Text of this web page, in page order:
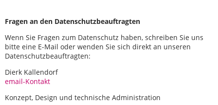
Fragen an den Datenschutzbeauftragten
Wenn Sie Fragen zum Datenschutz haben, schreiben Sie uns
bitte eine E-Mail oder wenden Sie sich direkt an unseren
Datenschutzbeauftragten:
Dierk Kallendorf
email-Kontakt
Konzept, Design und technische Administration